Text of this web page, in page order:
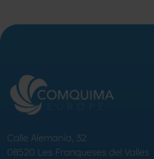
Calle Alemania, 32
08520 Les Franqueses del Valles